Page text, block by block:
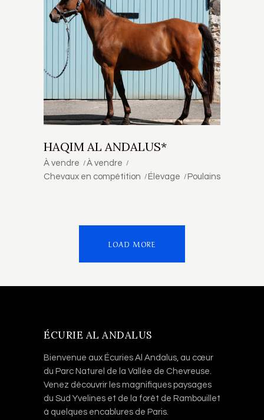
HAQIM AL ANDALUS*
À vendre
À vendre
Chevaux en compétition
Élevage Poulains
LOAD MORE
ÉCURIE AL ANDALUS
Bienvenue aux Écuries Al Andalus, au cœur
du Parc Naturel de la Vallée de Chevreuse.
Venez découvrir les magnifiques paysages
du Sud Yvelines et de la forêt de Rambouillet
à quelques encablures de Paris.